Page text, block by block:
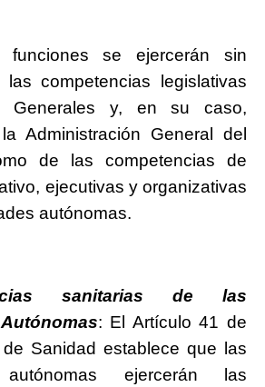
funciones se ejercerán sin
competencias legislativas
Generales y, en su caso,
Administración General del
de las competencias de
ejecutivas y organizativas
autónomas.
sanitarias de las
: El Artículo 41 de
Sanidad establece que las
autónomas ejercerán las